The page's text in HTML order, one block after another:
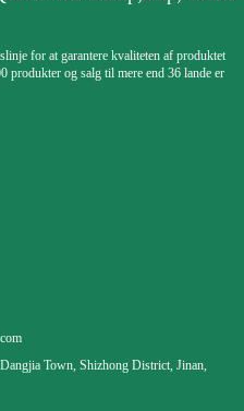
for at garantere kvaliteten af ​​produktet
og salg til mere end 36 lande er
Town, Shizhong District, Jinan,